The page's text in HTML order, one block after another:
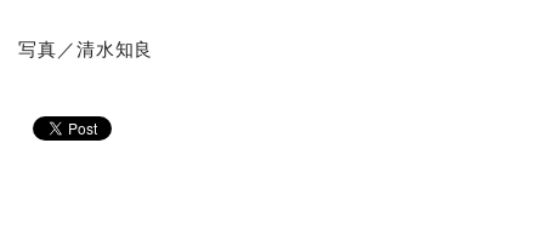
写真／清水知良